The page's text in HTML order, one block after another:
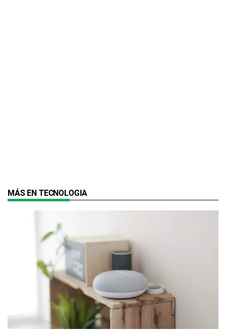
MÁS EN TECNOLOGIA